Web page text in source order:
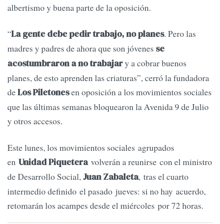
albertismo y buena parte de la oposición.
“La gente debe pedir trabajo, no planes. Pero las
madres y padres de ahora que son jóvenes se
acostumbraron a no trabajary a cobrar buenos
planes, de esto aprenden las criaturas”, cerró la fundadora
deLos Piletonesen oposición a los movimientos sociales
que las últimas semanas bloquearon la Avenida 9 de Julio
y otros accesos.
Este lunes, los movimientos sociales agrupados
en Unidad Piqueteravolverán a reunirse con el ministro
de Desarrollo Social,Juan Zabaleta, tras el cuarto
intermedio definido el pasado jueves: si no hay acuerdo,
retomarán los acampes desde el miércoles por 72 horas.